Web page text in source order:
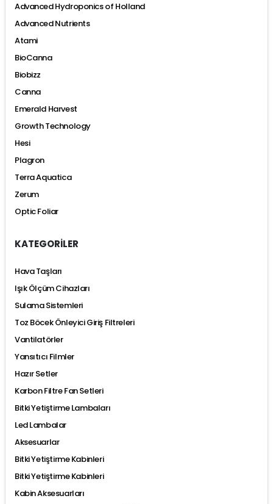
Advanced Hydroponics of Holland
Advanced Nutrients
Atami
BioCanna
Biobizz
Canna
Emerald Harvest
Growth Technology
Hesi
Plagron
Terra Aquatica
Zerum
Optic Foliar
KATEGORİLER
Hava Taşları
Işık Ölçüm Cihazları
Sulama Sistemleri
Toz Böcek Önleyici Giriş Filtreleri
Vantilatörler
Yansıtıcı Filmler
Hazır Setler
Karbon Filtre Fan Setleri
Bitki Yetiştirme Lambaları
Led Lambalar
Aksesuarlar
Bitki Yetiştirme Kabinleri
Bitki Yetiştirme Kabinleri
Kabin Aksesuarları